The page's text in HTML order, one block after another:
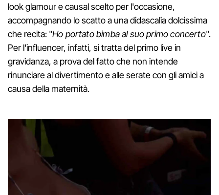
look glamour e causal scelto per l'occasione,
accompagnando lo scatto a una didascalia dolcissima
che recita: "Ho portato bimba al suo primo concerto".
Per l'influencer, infatti, si tratta del primo live in
gravidanza, a prova del fatto che non intende
rinunciare al divertimento e alle serate con gli amici a
causa della maternità.